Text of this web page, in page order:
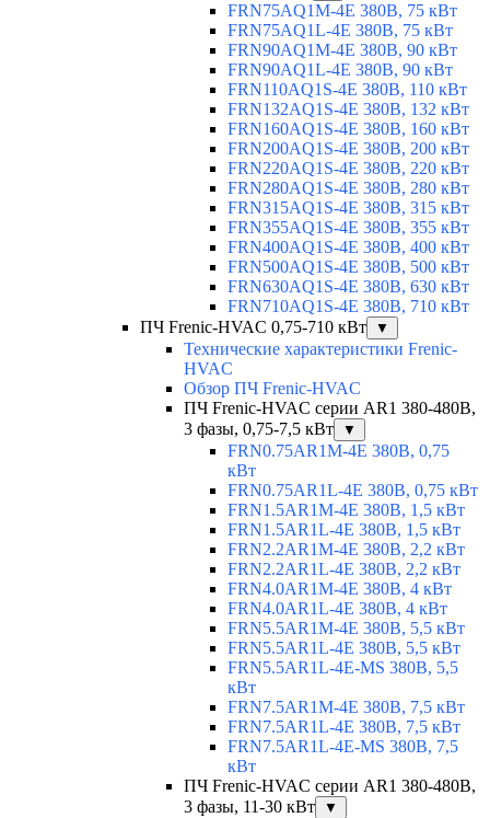
FRN75AQ1M-4E 380В, 75 кВт
FRN75AQ1L-4E 380В, 75 кВт
FRN90AQ1M-4E 380В, 90 кВт
FRN90AQ1L-4E 380В, 90 кВт
FRN110AQ1S-4E 380В, 110 кВт
FRN132AQ1S-4E 380В, 132 кВт
FRN160AQ1S-4E 380В, 160 кВт
FRN200AQ1S-4E 380В, 200 кВт
FRN220AQ1S-4E 380В, 220 кВт
FRN280AQ1S-4E 380В, 280 кВт
FRN315AQ1S-4E 380В, 315 кВт
FRN355AQ1S-4E 380В, 355 кВт
FRN400AQ1S-4E 380В, 400 кВт
FRN500AQ1S-4E 380В, 500 кВт
FRN630AQ1S-4E 380В, 630 кВт
FRN710AQ1S-4E 380В, 710 кВт
ПЧ Frenic-HVAC 0,75-710 кВт
▼
Технические характеристики Frenic-
HVAC
Обзор ПЧ Frenic-HVAC
ПЧ Frenic-HVAC серии AR1 380-480В,
3 фазы, 0,75-7,5 кВт
▼
FRN0.75AR1M-4E 380В, 0,75
кВт
FRN0.75AR1L-4E 380В, 0,75 кВт
FRN1.5AR1M-4E 380В, 1,5 кВт
FRN1.5AR1L-4E 380В, 1,5 кВт
FRN2.2AR1M-4E 380В, 2,2 кВт
FRN2.2AR1L-4E 380В, 2,2 кВт
FRN4.0AR1M-4E 380В, 4 кВт
FRN4.0AR1L-4E 380В, 4 кВт
FRN5.5AR1M-4E 380В, 5,5 кВт
FRN5.5AR1L-4E 380В, 5,5 кВт
FRN5.5AR1L-4E-MS 380В, 5,5
кВт
FRN7.5AR1M-4E 380В, 7,5 кВт
FRN7.5AR1L-4E 380В, 7,5 кВт
FRN7.5AR1L-4E-MS 380В, 7,5
кВт
ПЧ Frenic-HVAC серии AR1 380-480В,
3 фазы, 11-30 кВт
▼